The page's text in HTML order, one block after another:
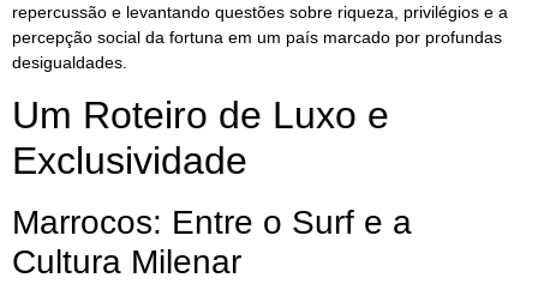
repercussão e levantando questões sobre riqueza, privilégios e a
percepção social da fortuna em um país marcado por profundas
desigualdades.
Um Roteiro de Luxo e
Exclusividade
Marrocos: Entre o Surf e a
Cultura Milenar